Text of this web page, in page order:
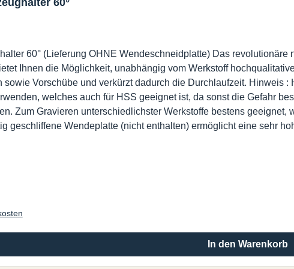
60°
60° (Lieferung OHNE Wendeschneidplatte) Das
Ihnen die Möglichkeit, unabhängig vom Werkstoff
Vorschübe und verkürzt dadurch die Durchlaufzeit. Hinweis
welches auch für HSS geeignet ist, da sonst die Gefahr
Zum Gravieren unterschiedlichster Werkstoffe bestens
geschliffene Wendeplatte (nicht enthalten) ermöglicht eine sehr
Werkzeugneueinstellung nach Auswechselung der
In den Warenkorb